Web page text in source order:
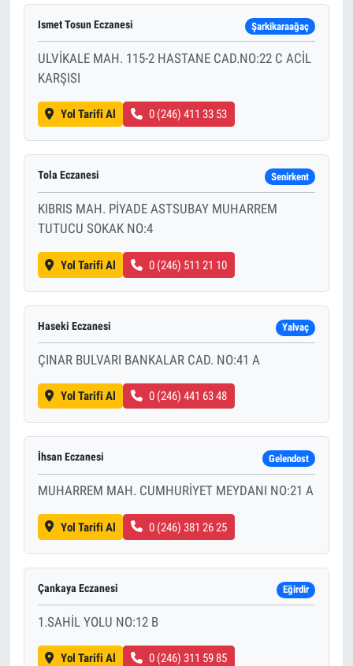
Ismet Tosun Eczanesi Şarkikaraağaç
ULVİKALE MAH. 115-2 HASTANE CAD.NO:22 C ACİL
KARŞISI
Yol Tarifi Al 0 (246) 411 33 53
Tola Eczanesi Senirkent
KIBRIS MAH. PİYADE ASTSUBAY MUHARREM
TUTUCU SOKAK NO:4
Yol Tarifi Al 0 (246) 511 21 10
Haseki Eczanesi Yalvaç
ÇINAR BULVARI BANKALAR CAD. NO:41 A
Yol Tarifi Al 0 (246) 441 63 48
İhsan Eczanesi Gelendost
MUHARREM MAH. CUMHURİYET MEYDANI NO:21 A
Yol Tarifi Al 0 (246) 381 26 25
Çankaya Eczanesi Eğirdir
1.SAHİL YOLU NO:12 B
Yol Tarifi Al 0 (246) 311 59 85